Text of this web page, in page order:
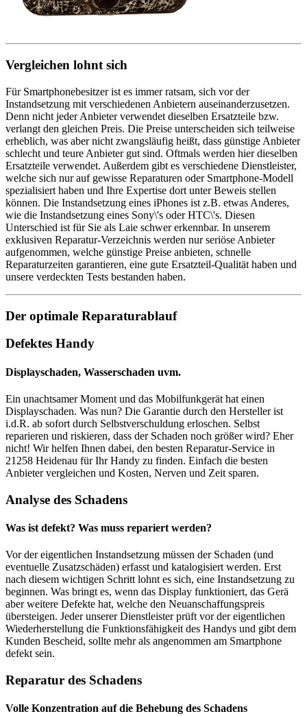
Vergleichen lohnt sich
Für Smartphonebesitzer ist es immer ratsam, sich vor der
Instandsetzung mit verschiedenen Anbietern auseinanderzusetzen.
Denn nicht jeder Anbieter verwendet dieselben Ersatzteile bzw.
verlangt den gleichen Preis. Die Preise unterscheiden sich teilweise
erheblich, was aber nicht zwangsläufig heißt, dass günstige Anbieter
schlecht und teure Anbieter gut sind. Oftmals werden hier dieselben
Ersatzteile verwendet. Außerdem gibt es verschiedene Dienstleister,
welche sich nur auf gewisse Reparaturen oder Smartphone-Modell
spezialisiert haben und Ihre Expertise dort unter Beweis stellen
können. Die Instandsetzung eines iPhones ist z.B. etwas Anderes,
wie die Instandsetzung eines Sony\'s oder HTC\'s. Diesen
Unterschied ist für Sie als Laie schwer erkennbar. In unserem
exklusiven Reparatur-Verzeichnis werden nur seriöse Anbieter
aufgenommen, welche günstige Preise anbieten, schnelle
Reparaturzeiten garantieren, eine gute Ersatzteil-Qualität haben und
unsere verdeckten Tests bestanden haben.
Der optimale Reparaturablauf
Defektes Handy
Displayschaden, Wasserschaden uvm.
Ein unachtsamer Moment und das Mobilfunkgerät hat einen
Displayschaden. Was nun? Die Garantie durch den Hersteller ist
i.d.R. ab sofort durch Selbstverschuldung erloschen. Selbst
reparieren und riskieren, dass der Schaden noch größer wird? Eher
nicht! Wir helfen Ihnen dabei, den besten Reparatur-Service in
21258 Heidenau für Ihr Handy zu finden. Einfach die besten
Anbieter vergleichen und Kosten, Nerven und Zeit sparen.
Analyse des Schadens
Was ist defekt? Was muss repariert werden?
Vor der eigentlichen Instandsetzung müssen der Schaden (und
eventuelle Zusatzschäden) erfasst und katalogisiert werden. Erst
nach diesem wichtigen Schritt lohnt es sich, eine Instandsetzung zu
beginnen. Was bringt es, wenn das Display funktioniert, das Gerä
aber weitere Defekte hat, welche den Neuanschaffungspreis
übersteigen. Jeder unserer Dienstleister prüft vor der eigentlichen
Wiederherstellung die Funktionsfähigkeit des Handys und gibt dem
Kunden Bescheid, sollte mehr als angenommen am Smartphone
defekt sein.
Reparatur des Schadens
Volle Konzentration auf die Behebung des Schadens